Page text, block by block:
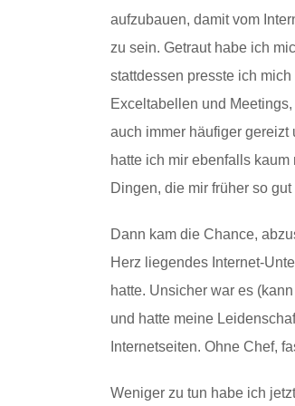
aufzubauen, damit vom
zu sein. Getraut habe ich
stattdessen presste ich
Exceltabellen und
auch immer häufiger gereizt
hatte ich mir ebenfalls
Dingen, die mir früher so
Dann kam die Chance,
Herz liegendes Internet-
hatte. Unsicher war es
und hatte meine
Internetseiten. Ohne Chef,
Weniger zu tun habe ich